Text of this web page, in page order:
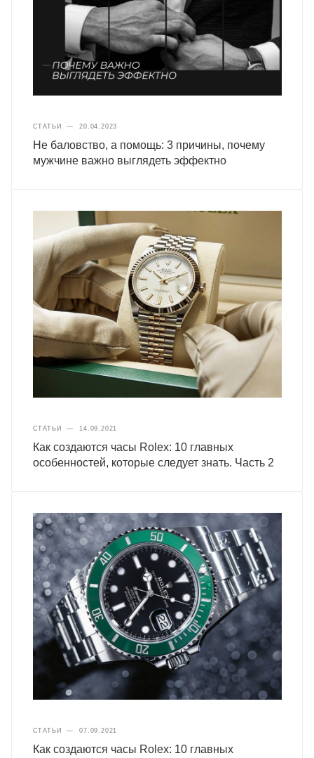
СТАТЬИ — 20.04.2023
Не баловство, а помощь: 3 причины, почему
мужчине важно выглядеть эффектно
СТАТЬИ — 14.09.2021
Как создаются часы Rolex: 10 главных
особенностей, которые следует знать. Часть 2
СТАТЬИ — 07.09.2021
Как создаются часы Rolex: 10 главных